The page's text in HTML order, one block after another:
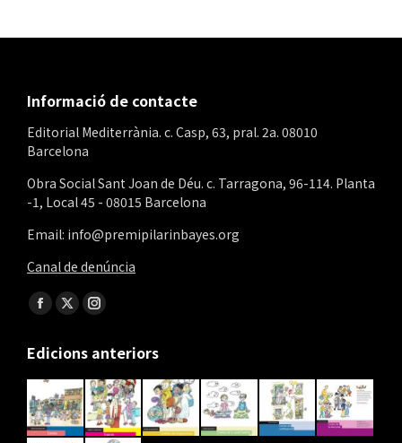
Informació de contacte
Editorial Mediterrània. c. Casp, 63, pral. 2a. 08010
Barcelona
Obra Social Sant Joan de Déu. c. Tarragona, 96-114. Planta
-1, Local 45 - 08015 Barcelona
Email: info@premipilarinbayes.org
Canal de denúncia
Find us on:
Facebook
opens
in
new
window
X
opens
in
new
window
Instagram
opens
in
new
window
Edicions anteriors